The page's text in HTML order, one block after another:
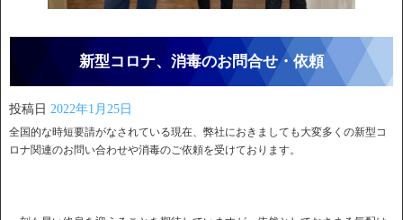
新型コロナ、消毒のお問合せ・依頼
投稿日 2022年1月25日
全国的な時短要請がなされている現在、弊社におきましても大変多くの新型コ
ロナ関連のお問い合わせや消毒のご依頼を受けております。